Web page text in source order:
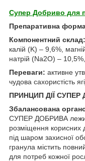
Супер Добриво для
Препаративна
Компонентний склад:
калій (K) – 9,6%,
натрій (Na2O) –
Переваги: активне
чудова сахористість
ПРИНЦИП ДІЇ СУПЕР
Збалансована
СУПЕР ДОБРИВА
розміщення корисних
під шаром захисної
гранула містить
для потреб кожної